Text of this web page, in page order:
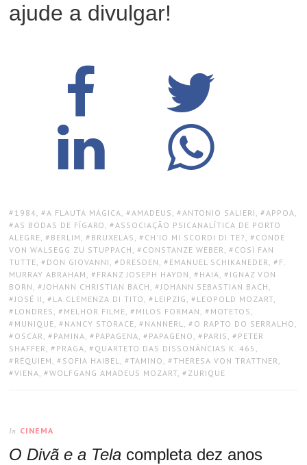
ajude a divulgar!
TAGS:
1984, A FLAUTA MÁGICA, AMADEUS , ANTONIO SALIERI , APPOA,
AS BODAS DE FÍGARO , ASSOCIAÇÃO PSICANALÍTICA DE PORTO
ALEGRE, BERLIM , BRUXELAS , CH'IO MI SCORDI DI TE? , CONDE
VON WALSEGG ZU STUPPACH , CONSTANZE WEBER, COSÌ FAN
TUTTE, DON GIOVANNI , DRESDEN , EMANUEL SCHIKANEDER, F.
MURRAY ABRAHAM , FRANZ JOSEPH HAYDN , HAIA, IGNAZ VON
BORN , JOHANN CHRISTIAN BACH , JOHANN SEBASTIAN BACH ,
JOSÉ II , LA CLEMENZA DI TITO , LEIPZIG , LEOPOLD MOZART,
LONDRES , MELHOR FILME, MILOS FORMAN , MOTETOS ,
MUNIQUE, NANCY STORACE, NANNERL, O RAPTO DO SERRALHO ,
OSCAR, PAMINA, PAPAGENA, PAPAGENO , PARIS , PETER
SHAFFER, PRAGA, QUARTETO DAS DISSONÂNCIAS K. 465 ,
RÉQUIEM , SOFIA HAIBEL, TAMINO , THERESA VON TRATTNER,
VIENA, WOLFGANG AMADEUS MOZART, ZURIQUE
In CINEMA
O Divã e a Tela completa dez anos